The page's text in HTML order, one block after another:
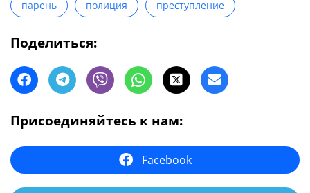
парень полиция преступление
Поделиться:
Присоединяйтесь к нам:
Facebook